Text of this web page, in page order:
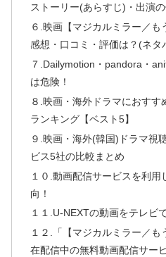
ストーリー(あらすじ)・出演
６.映画【マジカルミラー／
感想・口コミ・評価は？(ネタ
７.Dailymotion・pandora・
は危険！
８.映画・海外ドラマにおす
ランキング【ベスト5】
９.映画・海外(韓国)ドラマ視
ビス5社の比較まとめ
１０.動画配信サービスを利
向！
１１.U-NEXTの動画をテレビ
１２.「【マジカルミラー／
在配信中の無料動画配信サー